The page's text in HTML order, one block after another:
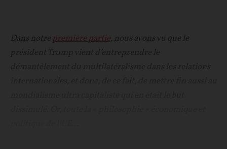
Dans notre première partie, nous avons vu que le